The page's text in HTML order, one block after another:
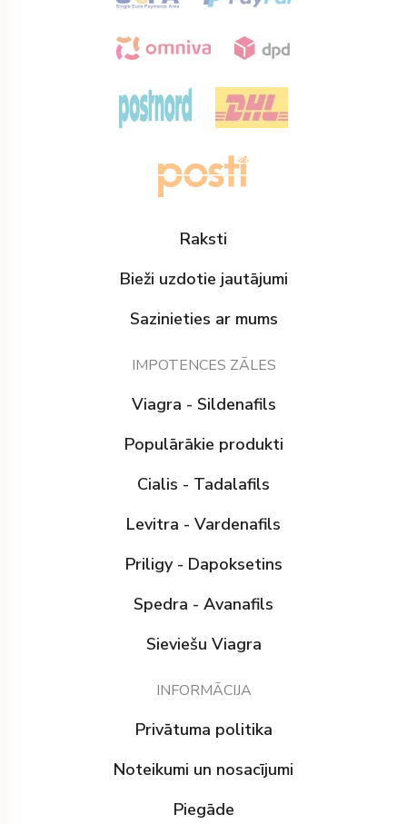
Raksti
Bieži uzdotie jautājumi
Sazinieties ar mums
IMPOTENCES ZĀLES
Viagra - Sildenafils
Populārākie produkti
Cialis - Tadalafils
Levitra - Vardenafils
Priligy - Dapoksetins
Spedra - Avanafils
Sieviešu Viagra
INFORMĀCIJA
Privātuma politika
Noteikumi un nosacījumi
Piegāde